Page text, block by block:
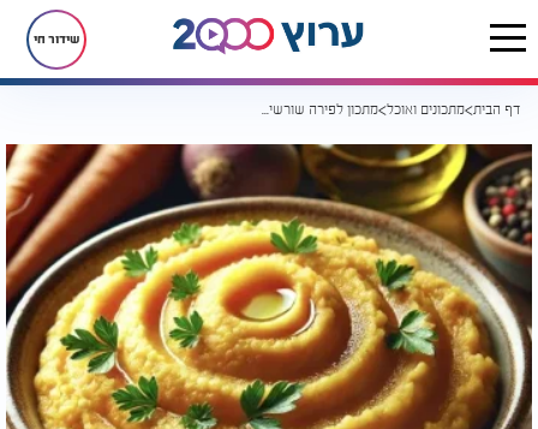
שידור חי
דף הבית מתכונים ואוכל מתכון לפירה שורשים מפנק